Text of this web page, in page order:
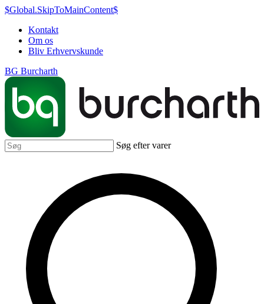
$Global.SkipToMainContent$
Kontakt
Om os
Bliv Erhvervskunde
BG Burcharth
Søg efter varer